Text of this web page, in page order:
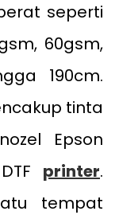
seperti
60gsm,
190cm.
tinta
Epson
printer.
tempat